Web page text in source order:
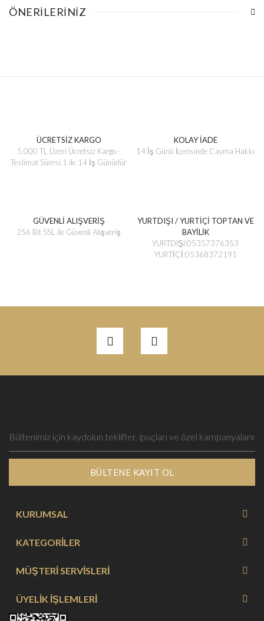
ÖNERILERINIZ
ÜCRETSİZ KARGO
5.000 TL Üzeri Ücretsiz Kargo -
Teslimat Süresi 1 ile 14 İş Günüdür
KOLAY İADE
14 İş Günü İçerisinde Cayma Hakkı
GÜVENLİ ALIŞVERİŞ
256 Bit SSL ile Güvenli Alışveriş
YURTDIŞI / YURTİÇİ TOPTAN VE
BAYİLİK
YURTDIŞI:05357376353
YURTİÇİ:05368372191
BÜLTENE KAYIT OL
KURUMSAL
KATEGORİLER
MÜŞTERİ SERVİSLERİ
ÜYELİK İŞLEMLERİ